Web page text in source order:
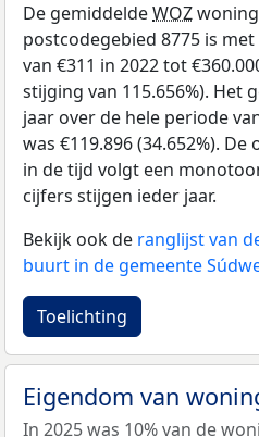
De gemiddeldeWOZ
postcodegebied 8775 is
van €311 in 2022 tot
stijging van 115.656%). Het
jaar over de hele periode
was €119.896 (34.652%).
in de tijd volgt een
cijfers stijgen ieder jaar.
Bekijk ook de ranglijst van
buurt in de gemeente
Toelichting
Eigendom van
In 2025 was 10% van de